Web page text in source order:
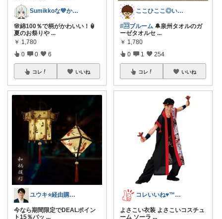
Sumikkoな💙かわいい推し活グッズ
🌸綿100％で柄がかわいい！🏮
夏のお祭りや ...
￥ 1,780
0 0 6
コレ いいね
ユウキ⭐️経由購入感謝です！
今なら期間限定でDEALポイン
ト15％バッ ...
ここひここ◎いつも有難うございます。
#🈁ブルーム 🔔泉州タオルのガ
ーゼタオルセ ...
￥ 1,780
0 1 254
コレ いいね
コレいいね♥️™▶コレクションも見てね！
よさこい衣装 よさこいコスチュ
ーム ソーラ ...